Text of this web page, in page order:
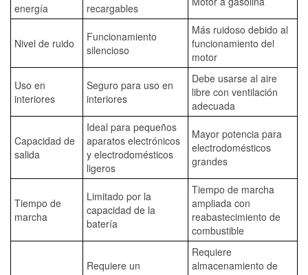
energía
recargables
Nivel de ruido
Funcionamiento
silencioso
Más ruidoso debido al
funcionamiento del
motor
Uso en
interiores
Seguro para uso en
interiores
Debe usarse al aire
libre con ventilación
adecuada
Capacidad de
salida
Ideal para pequeños
aparatos electrónicos
y electrodomésticos
ligeros
Mayor potencia para
electrodomésticos
grandes
Tiempo de
marcha
Limitado por la
capacidad de la
batería
Tiempo de marcha
ampliada con
reabastecimiento de
combustible
Requiere un
Requiere
almacenamiento de